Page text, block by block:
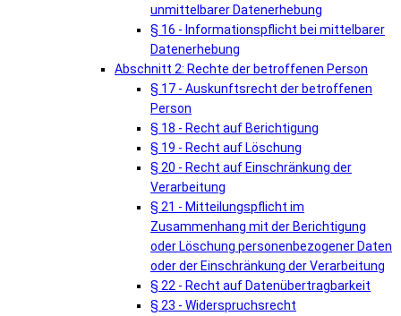
unmittelbarer Datenerhebung
§ 16 - Informationspflicht bei mittelbarer
Datenerhebung
Abschnitt 2: Rechte der betroffenen Person
§ 17 - Auskunftsrecht der betroffenen
Person
§ 18 - Recht auf Berichtigung
§ 19 - Recht auf Löschung
§ 20 - Recht auf Einschränkung der
Verarbeitung
§ 21 - Mitteilungspflicht im
Zusammenhang mit der Berichtigung
oder Löschung personenbezogener Daten
oder der Einschränkung der Verarbeitung
§ 22 - Recht auf Datenübertragbarkeit
§ 23 - Widerspruchsrecht